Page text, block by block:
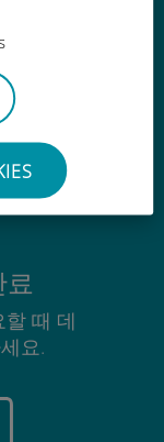
없습
때 데
요.